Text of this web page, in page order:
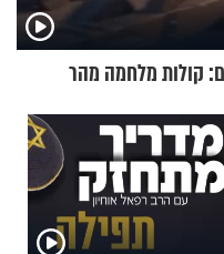
קולות מלחמה מהר